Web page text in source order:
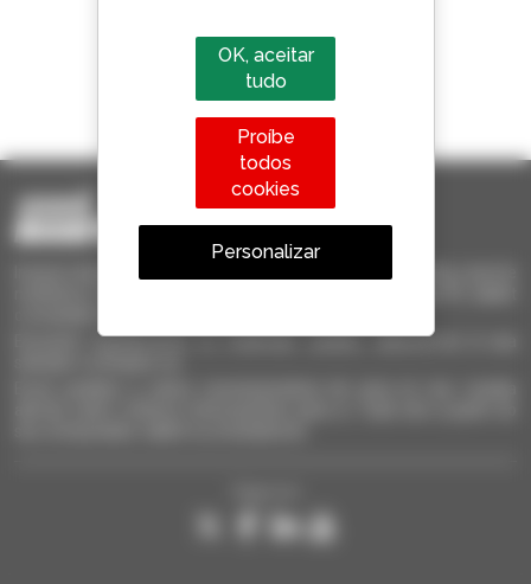
1 em cada 4 telescópicos
vendido no mundo é um manitou
Encontre rapidamente os materiais usados, adicione-os à sua
OK, aceitar
tudo
Proíbe
todos
cookies
Personalizar